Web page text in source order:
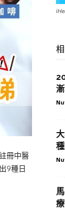
冊中醫
9種日